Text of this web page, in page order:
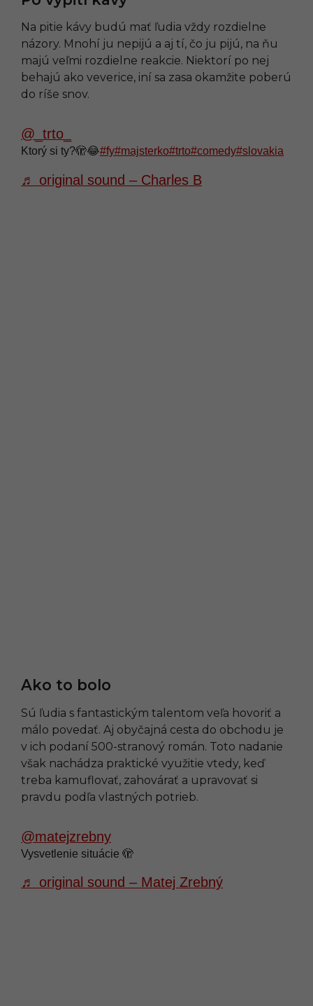
Na pitie kávy budú mať ľudia vždy rozdielne
názory. Mnohí ju nepijú a aj tí, čo ju pijú, na ňu
majú veľmi rozdielne reakcie. Niektorí po nej
behajú ako veverice, iní sa zasa okamžite poberú
do ríše snov.
@_trto_
Ktorý si ty?🫣😂#fy#majsterko#trto#comedy#slovakia
♬ original sound – Charles B
Ako to bolo
Sú ľudia s fantastickým talentom veľa hovoriť a
málo povedať. Aj obyčajná cesta do obchodu je
v ich podaní 500-stranový román. Toto nadanie
však nachádza praktické využitie vtedy, keď
treba kamuflovať, zahovárať a upravovať si
pravdu podľa vlastných potrieb.
@matejzrebny
Vysvetlenie situácie 🫣
♬ original sound – Matej Zrebný